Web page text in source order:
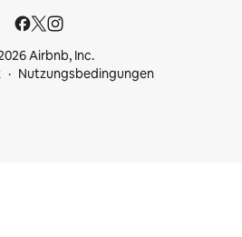
Airbnb, Inc.
Nutzungsbedingungen